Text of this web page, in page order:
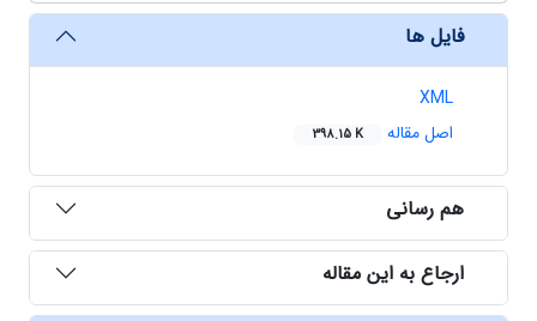
فایل ها
XML
اصل مقاله
398.15 K
هم رسانی
ارجاع به این مقاله